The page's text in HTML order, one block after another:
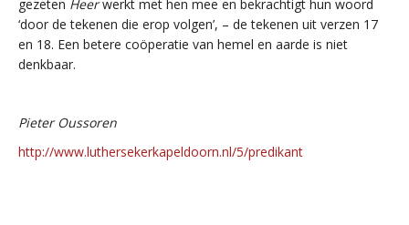
gezeten Heerwerkt met hen mee en bekrachtigt hun woord
‘door de tekenen die erop volgen’, – de tekenen uit verzen 17
en 18. Een betere coöperatie van hemel en aarde is niet
denkbaar.
Pieter Oussoren
http://www.luthersekerkapeldoorn.nl/5/predikant